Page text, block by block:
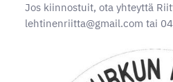
Jos kiinnostuit, ota yhteyttä
lehtinenriitta@gmail.com tai